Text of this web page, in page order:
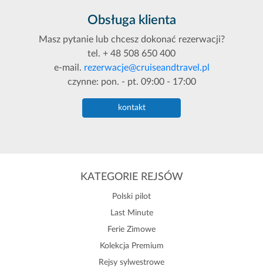
Obsługa klienta
Masz pytanie lub chcesz dokonać rezerwacji?
tel. + 48 508 650 400
e-mail. rezerwacje@cruiseandtravel.pl
czynne: pon. - pt. 09:00 - 17:00
kontakt
KATEGORIE REJSÓW
Polski pilot
Last Minute
Ferie Zimowe
Kolekcja Premium
Rejsy sylwestrowe